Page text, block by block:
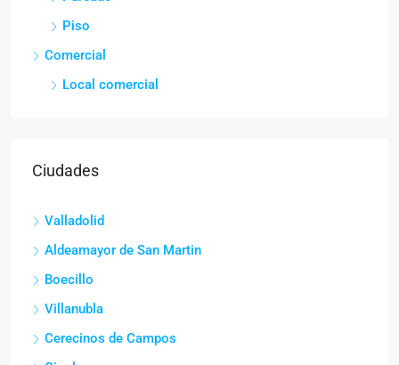
Piso
Comercial
Local comercial
Ciudades
Valladolid
Aldeamayor de San Martin
Boecillo
Villanubla
Cerecinos de Campos